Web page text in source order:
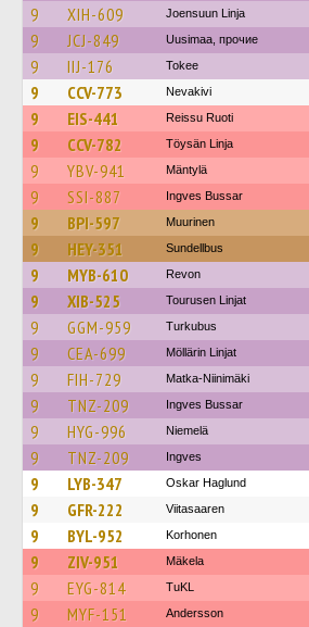
9 XIH-609 Joensuun Linja
9 JCJ-849 Uusimaa, прочие
9 IIJ-176 Tokee
9 CCV-773 Nevakivi
9 EIS-441 Reissu Ruoti
9 CCV-782 Töysän Linja
9 YBV-941 Mäntylä
9 SSI-887 Ingves Bussar
9 BPI-597 Muurinen
9 HEY-351 Sundellbus
9 MYB-610 Revon
9 XIB-525 Tourusen Linjat
9 GGM-959 Turkubus
9 CEA-699 Möllärin Linjat
9 FIH-729 Matka-Niinimäki
9 TNZ-209 Ingves Bussar
9 HYG-996 Niemelä
9 TNZ-209 Ingves
9 LYB-347 Oskar Haglund
9 GFR-222 Viitasaaren
9 BYL-952 Korhonen
9 ZIV-951 Mäkela
9 EYG-814 TuKL
9 MYF-151 Andersson